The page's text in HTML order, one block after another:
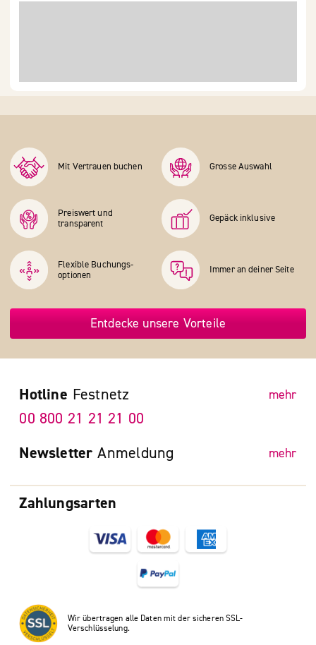
Mit Vertrauen buchen Grosse Auswahl
Preiswert und
transparent
Gepäck inklusive
Flexible Buchungs­
optionen
Immer an deiner Seite
Entdecke unsere Vorteile
Zahlungsarten
Wir übertragen alle Daten mit der sicheren SSL-
Verschlüsselung.
Hotline Festnetz mehr
00 800 21 21 21 00
Newsletter Anmeldung mehr